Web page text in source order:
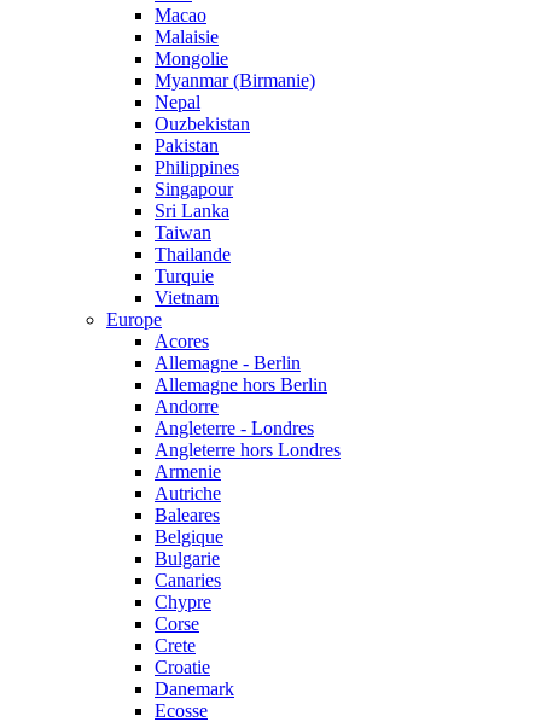
Macao
Malaisie
Mongolie
Myanmar (Birmanie)
Nepal
Ouzbekistan
Pakistan
Philippines
Singapour
Sri Lanka
Taiwan
Thailande
Turquie
Vietnam
Europe
Acores
Allemagne - Berlin
Allemagne hors Berlin
Andorre
Angleterre - Londres
Angleterre hors Londres
Armenie
Autriche
Baleares
Belgique
Bulgarie
Canaries
Chypre
Corse
Crete
Croatie
Danemark
Ecosse